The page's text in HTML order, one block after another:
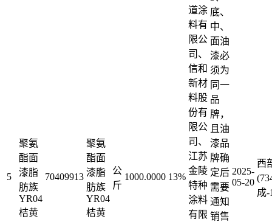
5
聚氨
酯面
漆脂
肪族
YR04
桔黄
70409913
聚氨
酯面
漆脂
肪族
YR04
桔黄
公
斤
1000.0000 13%
道涂
料有
限公
司、
信和
新材
料股
份有
限公
司、
江苏
金陵
特种
涂料
有限
底、
中、
面油
漆必
须为
同一
品
牌，
且油
漆品
牌确
定后
需要
通知
销售
2025-
05-20
西
成-